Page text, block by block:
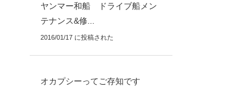
ヤンマー和船 ドライブ船メン
テナンス&修...
2016/01/17 に投稿された
オカプシーってご存知です